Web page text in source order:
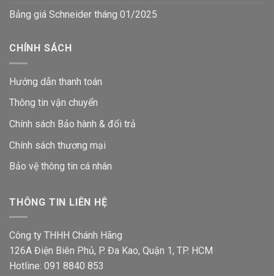
Bảng giá Schneider tháng 01/2025
CHÍNH SÁCH
Hướng dẫn thanh toán
Thông tin vận chuyển
Chính sách Bảo hành & đổi trả
Chính sách thương mại
Bảo vệ thông tin cá nhân
THÔNG TIN LIÊN HỆ
Công ty THHH Chánh Hãng
126A Điện Biên Phủ, P. Đa Kao, Quận 1, TP. HCM
Hotline: 091 8840 853